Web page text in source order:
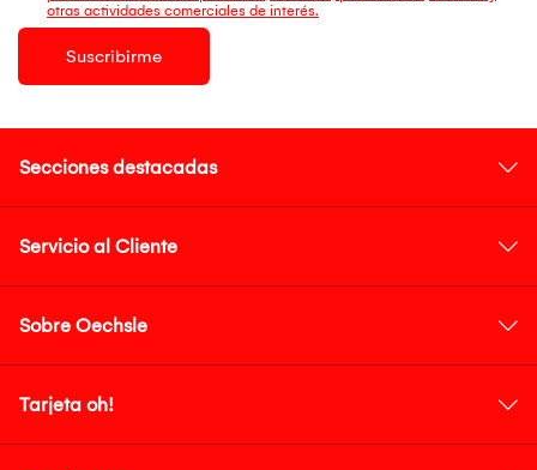
otras actividades comerciales de interés.
Suscribirme
Secciones destacadas
Servicio al Cliente
Sobre Oechsle
Tarjeta oh!